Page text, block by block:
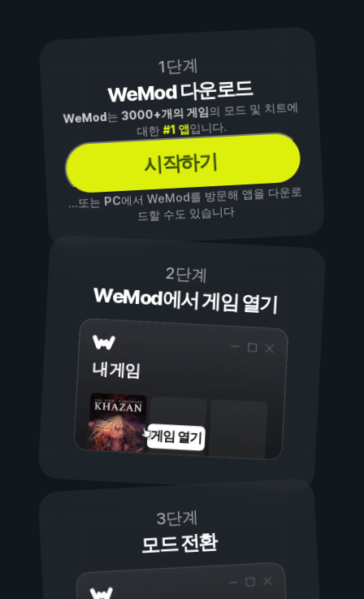
1단계
WeMod 다운로드
WeMod는3000+개의 게임의 모드 및 치트에
대한#1 앱입니다.
시작하기
...또는PC에서 WeMod를 방문해 앱을 다운로
드할 수도 있습니다
2단계
WeMod에서 게임 열기
내 게임
게임 열기
3단계
모드 전환